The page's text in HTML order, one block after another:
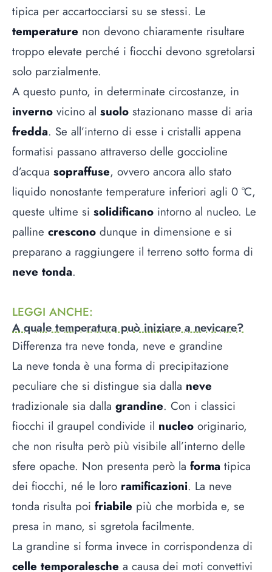
tipica per accartocciarsi su se stessi. Le
temperature non devono chiaramente risultare
troppo elevate perché i fiocchi devono sgretolarsi
solo parzialmente.
A questo punto, in determinate circostanze, in
inverno vicino al suolo stazionano masse di aria
fredda. Se all’interno di esse i cristalli appena
formatisi passano attraverso delle goccioline
d’acqua sopraffuse, ovvero ancora allo stato
liquido nonostante temperature inferiori agli 0 °C,
queste ultime si solidificano intorno al nucleo. Le
palline crescono dunque in dimensione e si
preparano a raggiungere il terreno sotto forma di
neve tonda.
LEGGI ANCHE:
A quale temperatura può iniziare a nevicare?
Differenza tra neve tonda, neve e grandine
La neve tonda è una forma di precipitazione
peculiare che si distingue sia dalla neve
tradizionale sia dalla grandine. Con i classici
fiocchi il graupel condivide il nucleo originario,
che non risulta però più visibile all’interno delle
sfere opache. Non presenta però la forma tipica
dei fiocchi, né le loro ramificazioni. La neve
tonda risulta poi friabile più che morbida e, se
presa in mano, si sgretola facilmente.
La grandine si forma invece in corrispondenza di
celle temporalesche a causa dei moti convettivi